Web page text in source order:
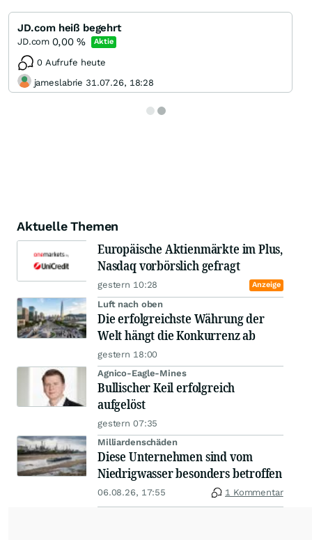
JD.com heiß begehrt
JD.com 0,00% Aktie
0 Aufrufe heute
jameslabrie 31.07.26, 18:28
Aktuelle Themen
Europäische Aktienmärkte im Plus,
Nasdaq vorbörslich gefragt
gestern 10:28 Anzeige
Luft nach oben
Die erfolgreichste Währung der
Welt hängt die Konkurrenz ab
gestern 18:00
Agnico-Eagle-Mines
Bullischer Keil erfolgreich
aufgelöst
gestern 07:35
Milliardenschäden
Diese Unternehmen sind vom
Niedrigwasser besonders betroffen
06.08.26, 17:55 1 Kommentar